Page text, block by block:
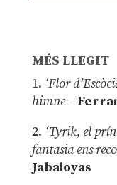
MÉS LLEGIT
1. ‘Flor
himne–
2. ‘Tyrik, el
fantasia ens
Jabaloyas